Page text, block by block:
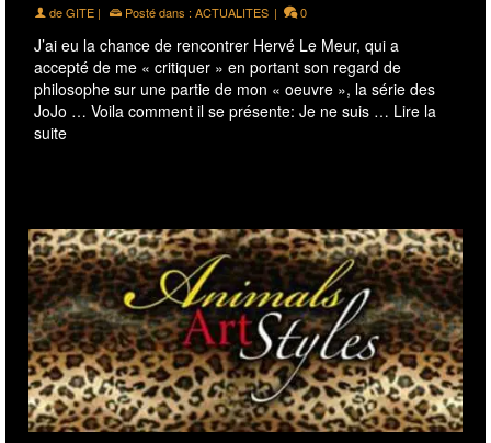
deGITE | Posté dans : ACTUALITES | 0
J’ai eu la chance de rencontrer Hervé Le Meur, qui a
accepté de me « critiquer » en portant son regard de
philosophe sur une partie de mon « oeuvre », la série des
JoJo … Voila comment il se présente: Je ne suis … Lire la
suite